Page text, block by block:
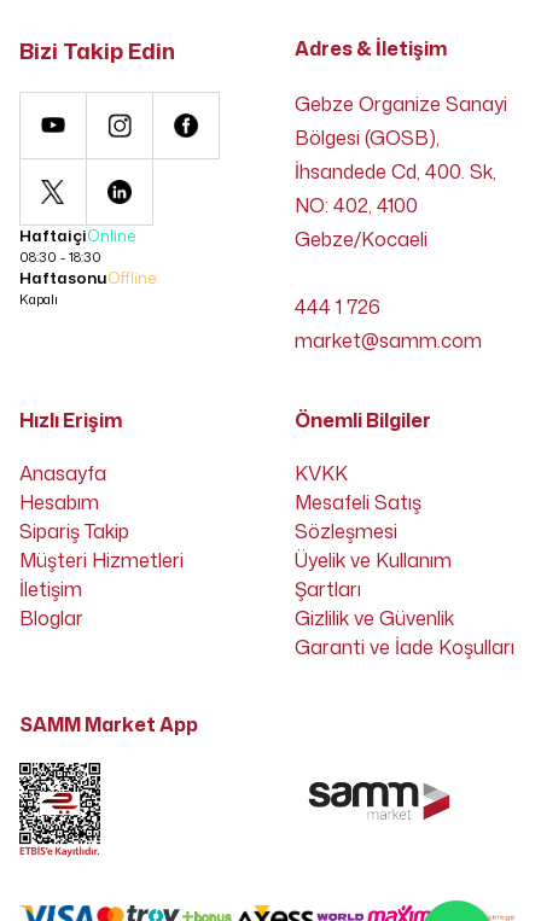
Bizi Takip Edin
HaftaiçiOnline
08:30 - 18:30
HaftasonuOffline
Kapalı
Adres & İletişim
Gebze Organize Sanayi
Bölgesi (GOSB),
İhsandede Cd, 400. Sk,
NO: 402, 4100
Gebze/Kocaeli
444 1 726
market@samm.com
Hızlı Erişim
Anasayfa
Hesabım
Sipariş Takip
Müşteri Hizmetleri
İletişim
Bloglar
Önemli Bilgiler
KVKK
Mesafeli Satış
Sözleşmesi
Üyelik ve Kullanım
Şartları
Gizlilik ve Güvenlik
Garanti ve İade Koşulları
SAMM Market App